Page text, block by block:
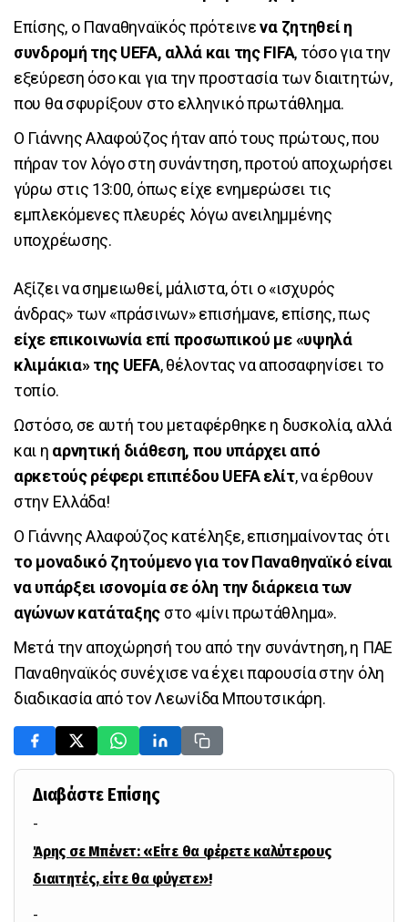
Επίσης, ο Παναθηναϊκός πρότεινενα ζητηθεί η
συνδρομή της UEFA, αλλά και της FIFA, τόσο για την
εξεύρεση όσο και για την προστασία των διαιτητών,
που θα σφυρίξουν στο ελληνικό πρωτάθλημα.
Ο Γιάννης Αλαφούζος ήταν από τους πρώτους, που
πήραν τον λόγο στη συνάντηση, προτού αποχωρήσει
γύρω στις 13:00, όπως είχε ενημερώσει τις
εμπλεκόμενες πλευρές λόγω ανειλημμένης
υποχρέωσης.
Αξίζει να σημειωθεί, μάλιστα, ότι ο «ισχυρός
άνδρας» των «πράσινων» επισήμανε, επίσης, πως
είχε επικοινωνία επί προσωπικού με «υψηλά
κλιμάκια» της UEFA, θέλοντας να αποσαφηνίσει το
τοπίο.
Ωστόσο, σε αυτή του μεταφέρθηκε η δυσκολία, αλλά
και η αρνητική διάθεση, που υπάρχει από
αρκετούς ρέφερι επιπέδου UEFA ελίτ, να έρθουν
στην Ελλάδα!
Ο Γιάννης Αλαφούζος κατέληξε, επισημαίνοντας ότι
το μοναδικό ζητούμενο για τον Παναθηναϊκό είναι
να υπάρξει ισονομία σε όλη την διάρκεια των
αγώνων κατάταξης στο «μίνι πρωτάθλημα».
Μετά την αποχώρησή του από την συνάντηση, η ΠΑΕ
Παναθηναϊκός συνέχισε να έχει παρουσία στην όλη
διαδικασία από τον Λεωνίδα Μπουτσικάρη.
Διαβάστε Επίσης
-
Άρης σε Μπένετ: «Είτε θα φέρετε καλύτερους
διαιτητές, είτε θα φύγετε»!
-